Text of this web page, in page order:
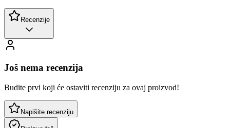
Recenzije
Još nema recenzija
Budite prvi koji će ostaviti recenziju za ovaj proizvod!
Napišite recenziju